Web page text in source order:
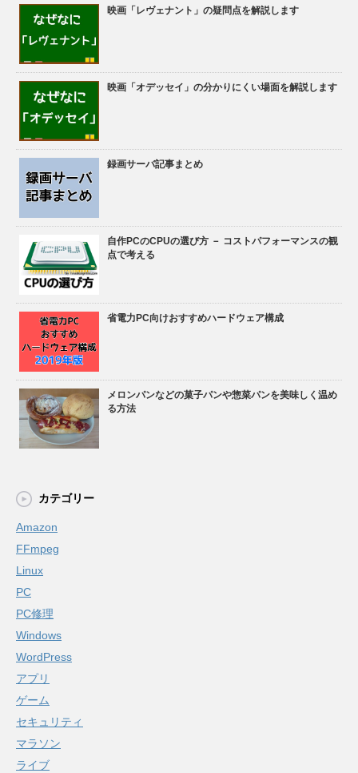
映画「レヴェナント」の疑問点を解説します
映画「オデッセイ」の分かりにくい場面を解説します
録画サーバ記事まとめ
自作PCのCPUの選び方 － コストパフォーマンスの観
点で考える
省電力PC向けおすすめハードウェア構成
メロンパンなどの菓子パンや惣菜パンを美味しく温め
る方法
カテゴリー
Amazon
FFmpeg
Linux
PC
PC修理
Windows
WordPress
アプリ
ゲーム
セキュリティ
マラソン
ライブ